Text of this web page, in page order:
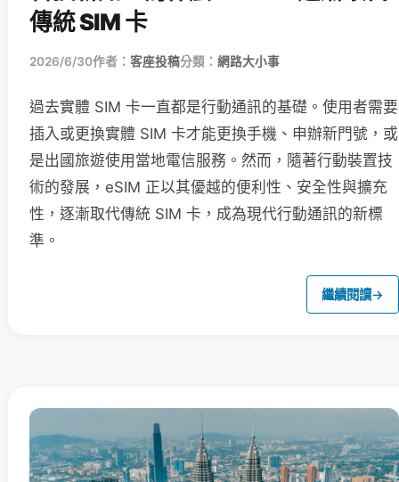
傳統 SIM 卡
2026/6/30作者： 客座投稿分類： 網路大小事
過去實體 SIM 卡一直都是行動通訊的基礎。使用者需要
插入或更換實體 SIM 卡才能更換手機、申辦新門號，或
是出國旅遊使用當地電信服務。然而，隨著行動裝置技
術的發展，eSIM 正以其優越的便利性、安全性與擴充
性，逐漸取代傳統 SIM 卡，成為現代行動通訊的新標
準。
繼續閱讀→